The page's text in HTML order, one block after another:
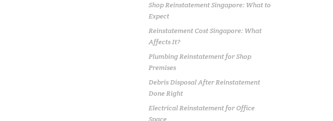
Shop Reinstatement Singapore: What to
Expect
Reinstatement Cost Singapore: What
Affects It?
Plumbing Reinstatement for Shop
Premises
Debris Disposal After Reinstatement
Done Right
Electrical Reinstatement for Office
Space